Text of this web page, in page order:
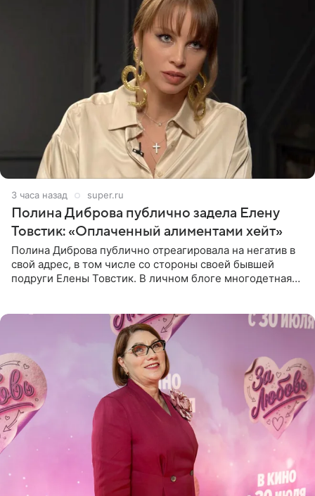
3 часа назад super.ru
Полина Диброва публично задела Елену
Товстик: «Оплаченный алиментами хейт»
Полина Диброва публично отреагировала на негатив в
свой адрес, в том числе со стороны своей бывшей
подруги Елены Товстик. В личном блоге многодетная